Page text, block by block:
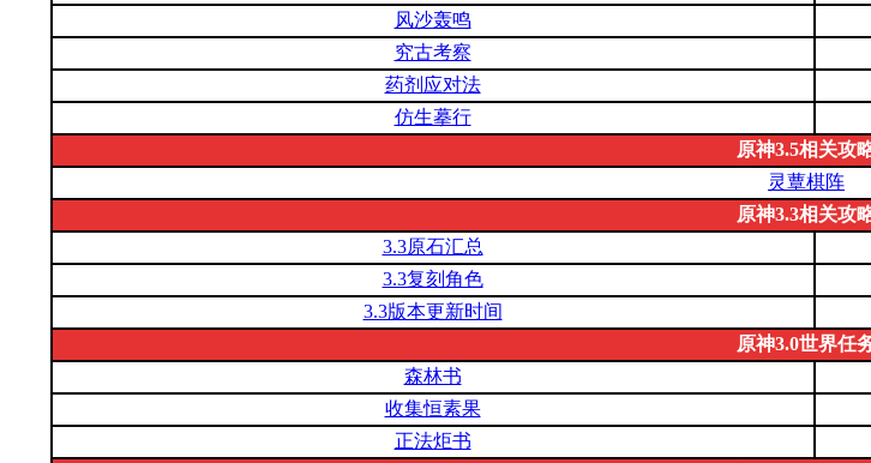
风沙轰鸣
究古考察
药剂应对法
仿生摹行
原神3.5相关攻
灵蕈棋阵
原神3.3相关攻
3.3原石汇总
3.3复刻角色
3.3版本更新时间
原神3.0世界任
森林书
收集恒素果
正法炬书